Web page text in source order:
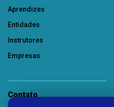
Aprendizes
Entidades
Instrutores
Empresas
Contato